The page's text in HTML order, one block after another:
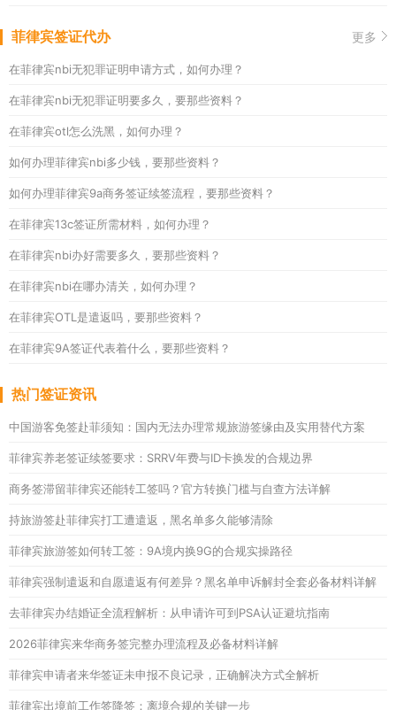
菲律宾签证代办 更多
在菲律宾nbi无犯罪证明申请方式，如何办理？
在菲律宾nbi无犯罪证明要多久，要那些资料？
在菲律宾otl怎么洗黑，如何办理？
如何办理菲律宾nbi多少钱，要那些资料？
如何办理菲律宾9a商务签证续签流程，要那些资料？
在菲律宾13c签证所需材料，如何办理？
在菲律宾nbi办好需要多久，要那些资料？
在菲律宾nbi在哪办清关，如何办理？
在菲律宾OTL是遣返吗，要那些资料？
在菲律宾9A签证代表着什么，要那些资料？
热门签证资讯
中国游客免签赴菲须知：国内无法办理常规旅游签缘由及实用替代方案
菲律宾养老签证续签要求：SRRV年费与ID卡换发的合规边界
商务签滞留菲律宾还能转工签吗？官方转换门槛与自查方法详解
持旅游签赴菲律宾打工遭遣返，黑名单多久能够清除
菲律宾旅游签如何转工签：9A境内换9G的合规实操路径
菲律宾强制遣返和自愿遣返有何差异？黑名单申诉解封全套必备材料详解
去菲律宾办结婚证全流程解析：从申请许可到PSA认证避坑指南
2026菲律宾来华商务签完整办理流程及必备材料详解
菲律宾申请者来华签证未申报不良记录，正确解决方式全解析
菲律宾出境前工作签降签：离境合规的关键一步